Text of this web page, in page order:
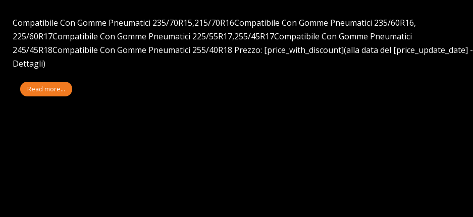
Compatibile Con Gomme Pneumatici 235/70R15,215/70R16Compatibile Con Gomme Pneumatici 235/60R16,
225/60R17Compatibile Con Gomme Pneumatici 225/55R17,255/45R17Compatibile Con Gomme Pneumatici
245/45R18Compatibile Con Gomme Pneumatici 255/40R18 Prezzo: [price_with_discount](alla data del [price_update_date] -
Dettagli)
Read more...